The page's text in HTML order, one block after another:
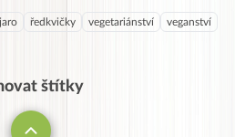
jaro ředkvičky vegetariánství
veganství
štítky